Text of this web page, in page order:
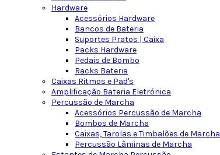
Hardware
Acessórios Hardware
Bancos de Bateria
Suportes Pratos | Caixa
Packs Hardware
Pedais de Bombo
Racks Bateria
Caixas Ritmos e Pad's
Amplificação Bateria Eletrónica
Percussão de Marcha
Acessórios Percussão de Marcha
Bombos de Marcha
Caixas, Tarolas e Timbalões de Marcha
Percussão Lâminas de Marcha